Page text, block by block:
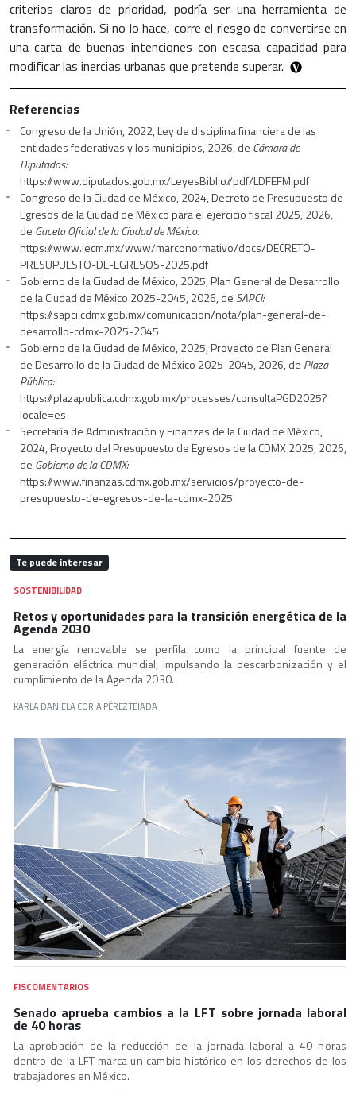
criterios claros de prioridad, podría ser una herramienta de
transformación. Si no lo hace, corre el riesgo de convertirse en
una carta de buenas intenciones con escasa capacidad para
modificar las inercias urbanas que pretende superar.
Referencias
Congreso de la Unión, 2022, Ley de disciplina financiera de las
entidades federativas y los municipios, 2026, de Cámara de
Diputados:
https://www.diputados.gob.mx/LeyesBiblio//pdf/LDFEFM.pdf
Congreso de la Ciudad de México, 2024, Decreto de Presupuesto de
Egresos de la Ciudad de México para el ejercicio fiscal 2025, 2026,
de Gaceta Oficial de la Ciudad de México:
https://www.iecm.mx/www/marconormativo/docs/DECRETO-
PRESUPUESTO-DE-EGRESOS-2025.pdf
Gobierno de la Ciudad de México, 2025, Plan General de Desarrollo
de la Ciudad de México 2025-2045, 2026, de SAPCI:
https://sapci.cdmx.gob.mx/comunicacion/nota/plan-general-de-
desarrollo-cdmx-2025-2045
Gobierno de la Ciudad de México, 2025, Proyecto de Plan General
de Desarrollo de la Ciudad de México 2025-2045, 2026, de Plaza
Pública:
https://plazapublica.cdmx.gob.mx/processes/consultaPGD2025?
locale=es
Secretaría de Administración y Finanzas de la Ciudad de México,
2024, Proyecto del Presupuesto de Egresos de la CDMX 2025, 2026,
de Gobierno de la CDMX:
https://www.finanzas.cdmx.gob.mx/servicios/proyecto-de-
presupuesto-de-egresos-de-la-cdmx-2025
Te puede interesar
SOSTENIBILIDAD
Retos y oportunidades para la transición energética de la
Agenda 2030
La energía renovable se perfila como la principal fuente de
generación eléctrica mundial, impulsando la descarbonización y el
cumplimiento de la Agenda 2030.
KARLA DANIELA CORIA PÉREZ TEJADA
FISCOMENTARIOS
Senado aprueba cambios a la LFT sobre jornada laboral
de 40 horas
La aprobación de la reducción de la jornada laboral a 40 horas
dentro de la LFT marca un cambio histórico en los derechos de los
trabajadores en México.